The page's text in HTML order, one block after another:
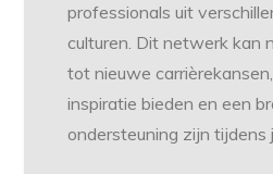
professionals uit
culturen. Dit netwerk kan
tot nieuwe
inspiratie bieden en een
ondersteuning zijn tijdens